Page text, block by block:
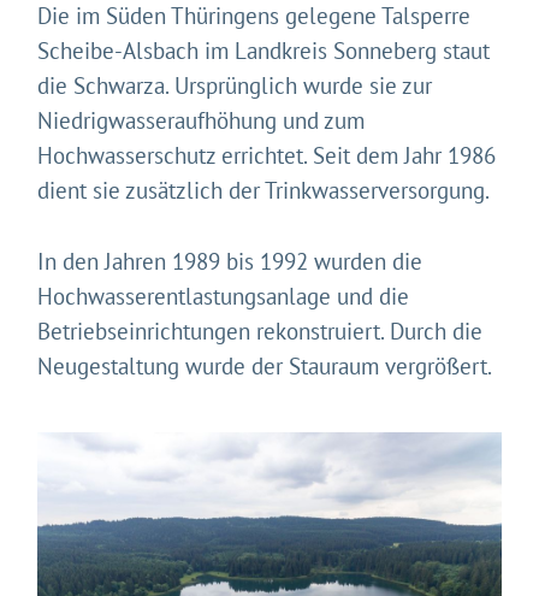
Die im Süden Thüringens gelegene Talsperre
Scheibe-Alsbach im Landkreis Sonneberg staut
die Schwarza. Ursprünglich wurde sie zur
Niedrigwasseraufhöhung und zum
Hochwasserschutz errichtet. Seit dem Jahr 1986
dient sie zusätzlich der Trinkwasserversorgung.
In den Jahren 1989 bis 1992 wurden die
Hochwasserentlastungsanlage und die
Betriebseinrichtungen rekonstruiert. Durch die
Neugestaltung wurde der Stauraum vergrößert.